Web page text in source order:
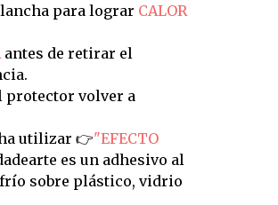
para lograr CALOR
antes de retirar el
protector volver a
utilizar 👉"EFECTO
es un adhesivo al
sobre plástico, vidrio